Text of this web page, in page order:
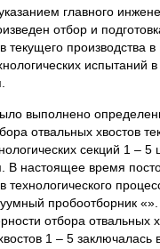
указанием главного
отбор и
текущего производства
испытаний
выполнено
отвальных хвостов
секций 1 –
В настоящее время
технологического
пробоотборник
отбора отвальных
1 – 5 заключалась